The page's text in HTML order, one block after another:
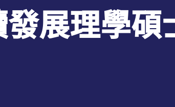
展理學碩